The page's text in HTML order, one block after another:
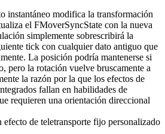
instantáneo modifica la transformación
el FMoverSyncState con la nueva
simplemente sobrescribirá la
tick con cualquier dato antiguo que
La posición podría mantenerse si
pero la rotación vuelve bruscamente a
la razón por la que los efectos de
fallan en habilidades de
requieren una orientación direccional
de teletransporte fijo personalizado